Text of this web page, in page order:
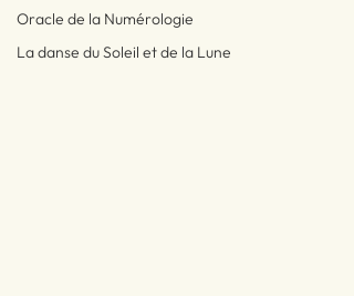
Oracle de la Numérologie
La danse du Soleil et de la Lune